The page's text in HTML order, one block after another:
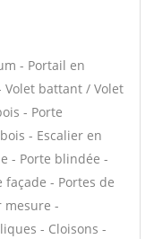
- Portail en
Volet battant / Volet
- Porte
- Escalier en
- Porte blindée -
- Portes de
mesure -
- Cloisons -